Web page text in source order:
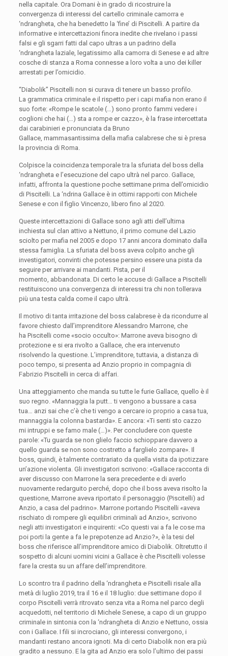
nella capitale. Ora Domani è in grado di ricostruire la
convergenza di interessi del cartello criminale camorra e
‘ndrangheta, che ha benedetto la ‘fine’ di Piscitelli. A partire da
informative e intercettazioni finora inedite che rivelano i passi
falsi e gli sgarri fatti dal capo ultras a un padrino della
‘ndrangheta laziale, legatissimo alla camorra di Senese e ad altre
cosche di stanza a Roma connesse a loro volta a uno dei killer
arrestati per l’omicidio.
“Diabolik” Piscitelli non si curava di tenere un basso profilo.
La grammatica criminale e il rispetto per i capi mafia non erano il
suo forte: «Rompe le scatole (…) sono pronto fammi vedere i
coglioni che hai (…) sta a rompe er cazzo», è la frase intercettata
dai carabinieri e pronunciata da Bruno
Gallace, mammasantissima della mafia calabrese che si è presa
la provincia di Roma.
Colpisce la coincidenza temporale tra la sfuriata del boss della
‘ndrangheta e l’esecuzione del capo ultrà nel parco. Gallace,
infatti, affronta la questione poche settimane prima dell’omicidio
di Piscitelli. La ‘ndrina Gallace è in ottimi rapporti con Michele
Senese e con il figlio Vincenzo, libero fino al 2020.
Queste intercettazioni di Gallace sono agli atti dell’ultima
inchiesta sul clan attivo a Nettuno, il primo comune del Lazio
sciolto per mafia nel 2005 e dopo 17 anni ancora dominato dalla
stessa famiglia. La sfuriata del boss aveva colpito anche gli
investigatori, convinti che potesse persino essere una pista da
seguire per arrivare ai mandanti. Pista, per il
momento, abbandonata. Di certo le accuse di Gallace a Piscitelli
restituiscono una convergenza di interessi tra chi non tollerava
più una testa calda come il capo ultrà.
Il motivo di tanta irritazione del boss calabrese è da ricondurre al
favore chiesto dall’imprenditore Alessandro Marrone, che
ha Piscitelli come «socio occulto»: Marrone aveva bisogno di
protezione e si era rivolto a Gallace, che era intervenuto
risolvendo la questione. L’imprenditore, tuttavia, a distanza di
poco tempo, si presenta ad Anzio proprio in compagnia di
Fabrizio Piscitelli in cerca di affari.
Una atteggiamento che manda su tutte le furie Gallace, quello è il
suo regno. «Mannaggia la putt… ti vengono a bussare a casa
tua… anzi sai che c’è che ti vengo a cercare io proprio a casa tua,
mannaggia la colonna bastarda». E ancora: «Ti senti sto cazzo
mi intruppi e se famo male (…)». Per concludere con queste
parole: «Tu guarda se non glielo faccio schioppare davvero a
quello guarda se non sono costretto a farglielo zompare». Il
boss, quindi, è talmente contrariato da quella visita da ipotizzare
un’azione violenta. Gli investigatori scrivono: «Gallace racconta di
aver discusso con Marrone la sera precedente e di averlo
nuovamente redarguito perché, dopo che il boss aveva risolto la
questione, Marrone aveva riportato il personaggio (Piscitelli) ad
Anzio, a casa del padrino». Marrone portando Piscitelli «aveva
rischiato di rompere gli equilibri criminali ad Anzio», scrivono
negli atti investigatori e inquirenti: «Co questi vai a fa le cose ma
poi porti la gente a fa le prepotenze ad Anzio?», è la tesi del
boss che riferisce all’imprenditore amico di Diabolik. Oltretutto il
sospetto di alcuni uomini vicini a Gallace è che Piscitelli volesse
fare la cresta su un affare dell’imprenditore.
Lo scontro tra il padrino della ‘ndrangheta e Piscitelli risale alla
metà di luglio 2019, tra il 16 e il 18 luglio: due settimane dopo il
corpo Piscitelli verrà ritrovato senza vita a Roma nel parco degli
acquedotti, nel territorio di Michele Senese, a capo di un gruppo
criminale in sintonia con la ‘ndrangheta di Anzio e Nettuno, ossia
con i Gallace. I fili si incrociano, gli interessi convergono, i
mandanti restano ancora ignoti. Ma di certo Diabolik non era più
gradito a nessuno. E la gita ad Anzio era solo l’ultimo dei passi